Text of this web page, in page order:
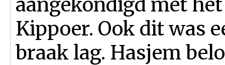
Kippoer. Ook dit was
braak lag. Hasjem